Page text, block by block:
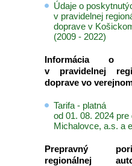
Údaje o
v pravidelnej
doprave v
(2009 - 2022)
Informácia o
v pravidelnej
doprave vo
Tarifa - platná
od 01. 08. 2024
Michalovce, a.s. a
Prepravný
regionálnej